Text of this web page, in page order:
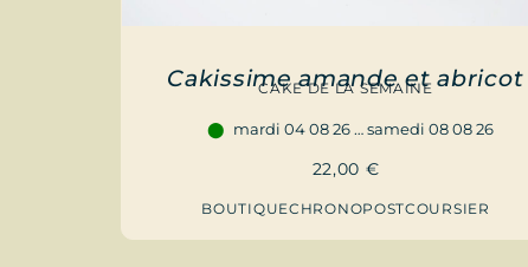
Cakissime amande et abricot
CAKE DE LA SEMAINE
mardi 04 08 26 … samedi 08 08 26
22,00 €
BOUTIQUECHRONOPOSTCOURSIER